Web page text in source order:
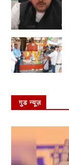
गुड न्यूज़